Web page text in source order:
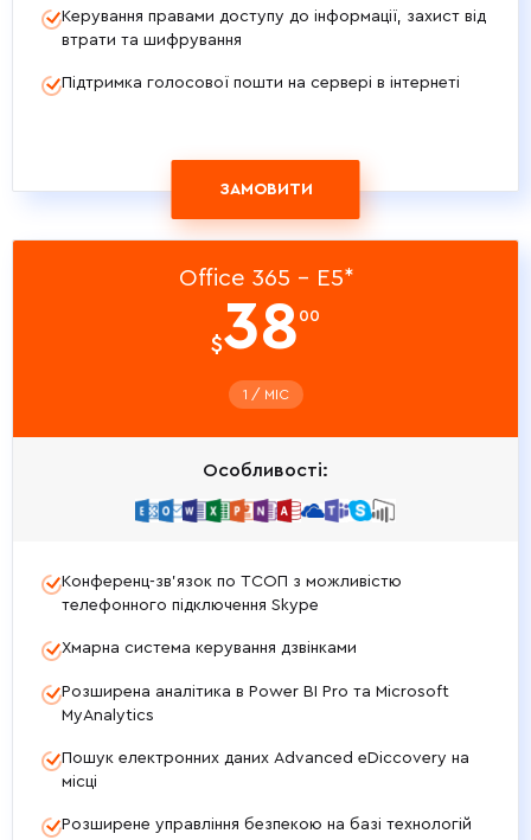
Керування правами доступу до інформації, захист від
втрати та шифрування
Підтримка голосової пошти на сервері в інтернеті
ЗАМОВИТИ
Office 365 - E5*
$38 00
1 / МIС
Особливості:
Конференц-зв’язок по ТСОП з можливістю
телефонного підключення Skype
Хмарна система керування дзвінками
Розширена аналітика в Power BI Pro та Microsoft
MyAnalytics
Пошук електронних даних Advanced eDiccovery на
місці
Розширене управління безпекою на базі технологій